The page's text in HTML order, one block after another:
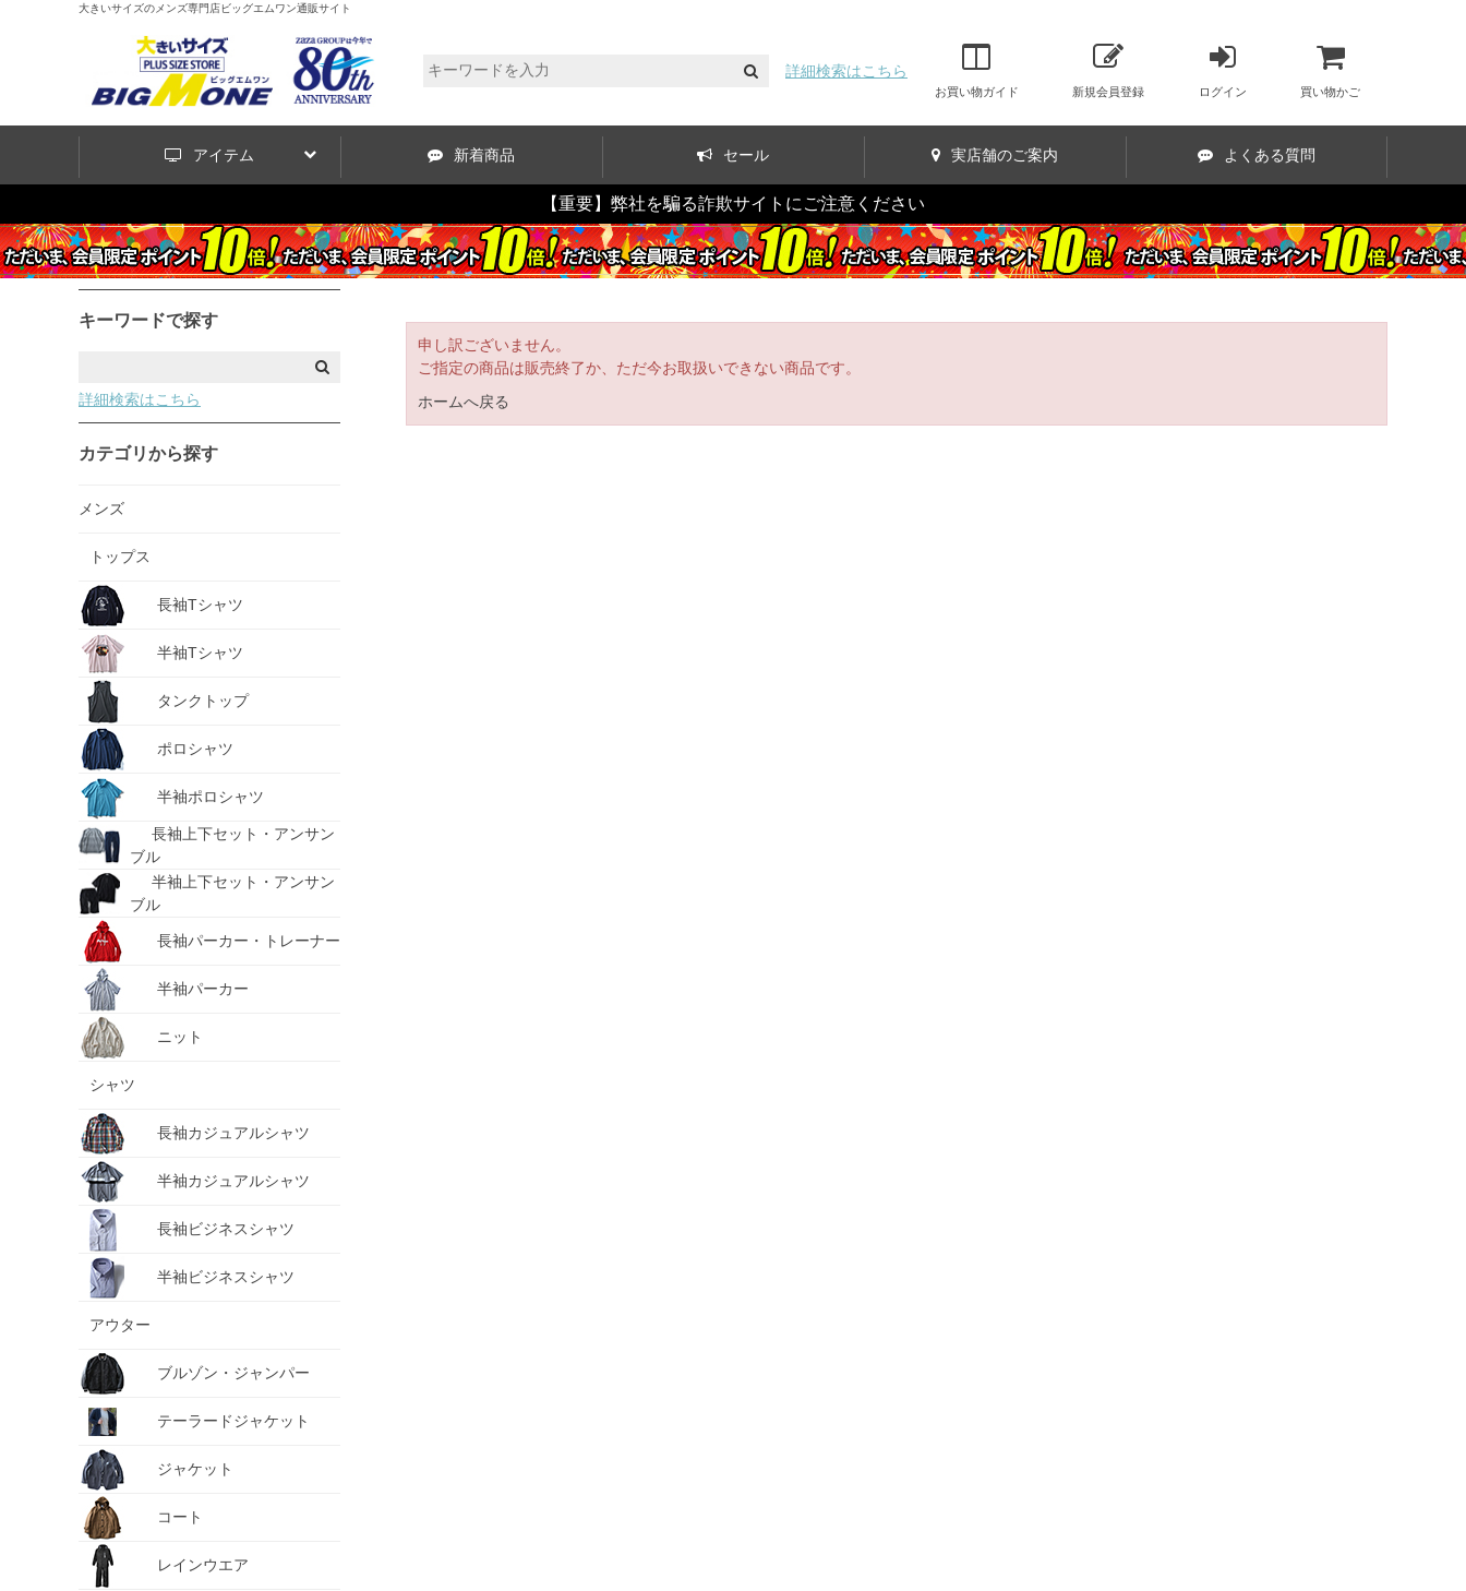
大きいサイズのメンズ専門店ビッグエムワン通販サイト
詳細検索はこちら
お買い物ガイド 新規会員登録 ログイン 買い物かご
アイテム 新着商品 セール 実店舗のご案内 よくある質問
【重要】弊社を騙る詐欺サイトにご注意ください
キーワードで探す
詳細検索はこちら
カテゴリから探す
メンズ
トップス
長袖Tシャツ
半袖Tシャツ
タンクトップ
ポロシャツ
半袖ポロシャツ
長袖上下セット・アンサン
ブル
半袖上下セット・アンサン
ブル
長袖パーカー・トレーナー
半袖パーカー
ニット
シャツ
長袖カジュアルシャツ
半袖カジュアルシャツ
長袖ビジネスシャツ
半袖ビジネスシャツ
アウター
ブルゾン・ジャンパー
テーラードジャケット
ジャケット
コート
レインウエア
申し訳ございません。
ご指定の商品は販売終了か、ただ今お取扱いできない商品です。
ホームへ戻る